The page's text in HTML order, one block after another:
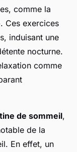
comme la
Ces exercices
induisant une
nocturne.
comme
de sommeil,
de la
En effet, un